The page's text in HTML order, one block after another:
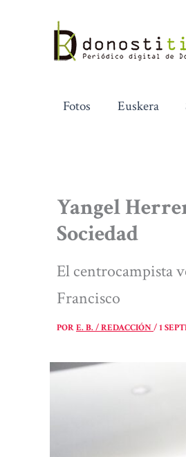
contenido
Fotos Euskera
Yangel
Sociedad
El centrocampista
Francisco
PORE. B. / REDACCIÓN/1